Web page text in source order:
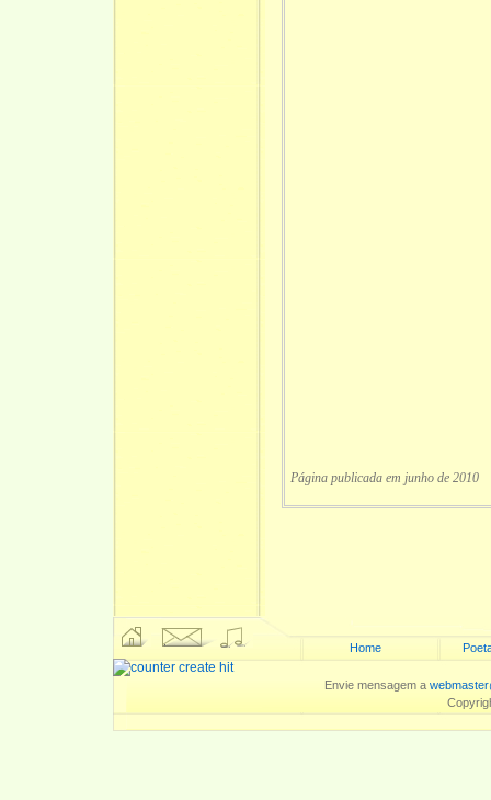
Página publicada em junho de 2010
Home
Envie mensagem a